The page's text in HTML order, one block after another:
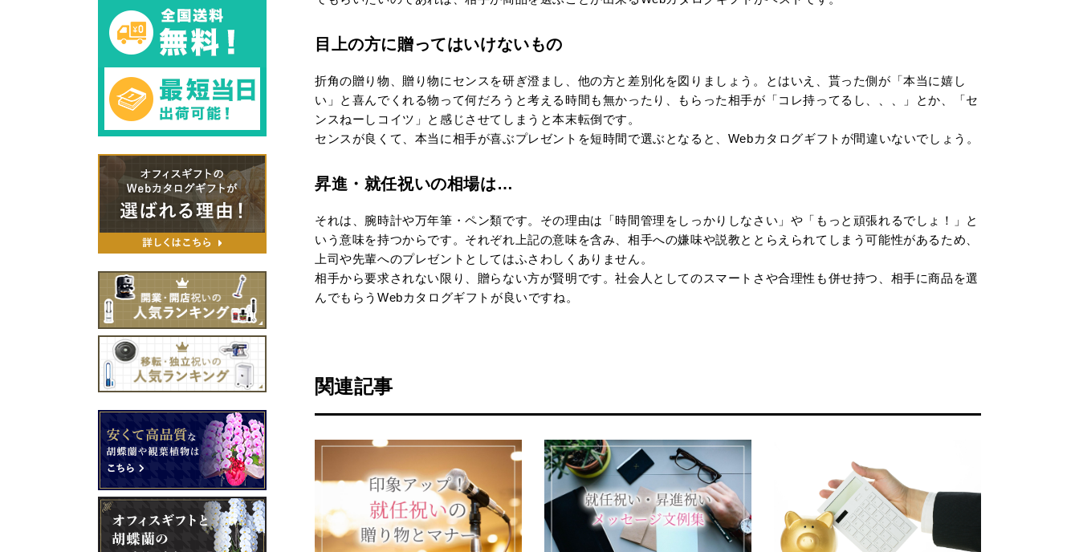
目上の方に贈ってはいけないもの
折角の贈り物、贈り物にセンスを研ぎ澄まし、他の方と差別化を図りましょう。とはいえ、貰った側が「本当に嬉し
い」と喜んでくれる物って何だろうと考える時間も無かったり、もらった相手が「コレ持ってるし、、、」とか、「セ
ンスねーしコイツ」と感じさせてしまうと本末転倒です。
センスが良くて、本当に相手が喜ぶプレゼントを短時間で選ぶとなると、Webカタログギフトが間違いないでしょう。
昇進・就任祝いの相場は…
それは、腕時計や万年筆・ペン類です。その理由は「時間管理をしっかりしなさい」や「もっと頑張れるでしょ！」と
いう意味を持つからです。それぞれ上記の意味を含み、相手への嫌味や説教ととらえられてしまう可能性があるため、
上司や先輩へのプレゼントとしてはふさわしくありません。
相手から要求されない限り、贈らない方が賢明です。社会人としてのスマートさや合理性も併せ持つ、相手に商品を選
んでもらうWebカタログギフトが良いですね。
関連記事